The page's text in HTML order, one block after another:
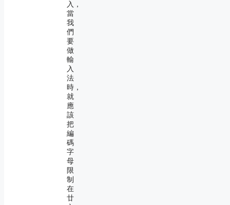
入，
當
我
們
要
做
輸
入
法
時，
就
應
該
把
編
碼
字
母
限
制
在
廿